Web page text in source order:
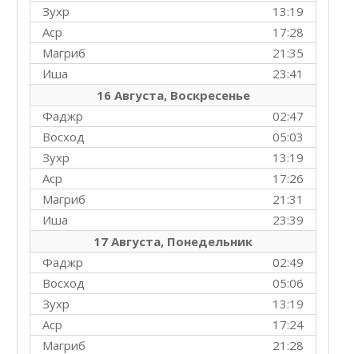
13:19
Зухр
17:28
Аср
21:35
Магриб
23:41
Иша
16 Августа, Воскресенье
02:47
Фаджр
05:03
Восход
13:19
Зухр
17:26
Аср
21:31
Магриб
23:39
Иша
17 Августа, Понедельник
02:49
Фаджр
05:06
Восход
13:19
Зухр
17:24
Аср
21:28
Магриб